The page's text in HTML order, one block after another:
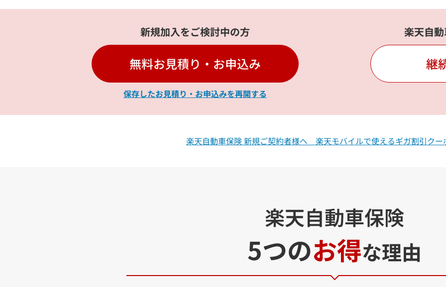
新規加入をご検討中の方
無料お見積り・お申込み
保存したお見積り・お申込みを再開する
楽天自
継
楽天自動車保険 新規ご契約者様へ 楽天モバイルで使えるギガ割引クー
楽天自動車保険
5つのお得な理由